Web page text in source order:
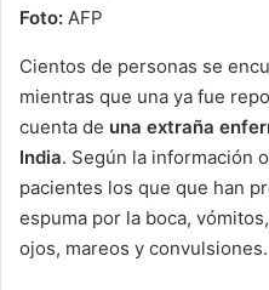
Foto: AFP
Cientos de personas se
mientras que una ya fue
cuenta de una extraña
India. Según la información
pacientes los que que han
espuma por la boca,
ojos, mareos y convulsiones.